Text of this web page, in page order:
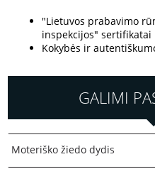
"Lietuvos prabavimo
inspekcijos" sertifikatai
Kokybės ir
GALIMI
Moteriško žiedo dydis